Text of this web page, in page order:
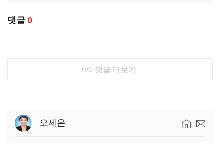
댓글 0
0/0 댓글 더보기
오세은